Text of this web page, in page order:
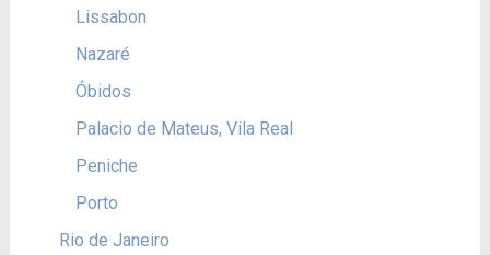
Lissabon
Nazaré
Óbidos
Palacio de Mateus, Vila Real
Peniche
Porto
Rio de Janeiro